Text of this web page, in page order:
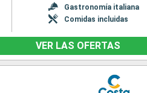
Gastronomía italiana
Comidas incluidas
VER LAS OFERTAS